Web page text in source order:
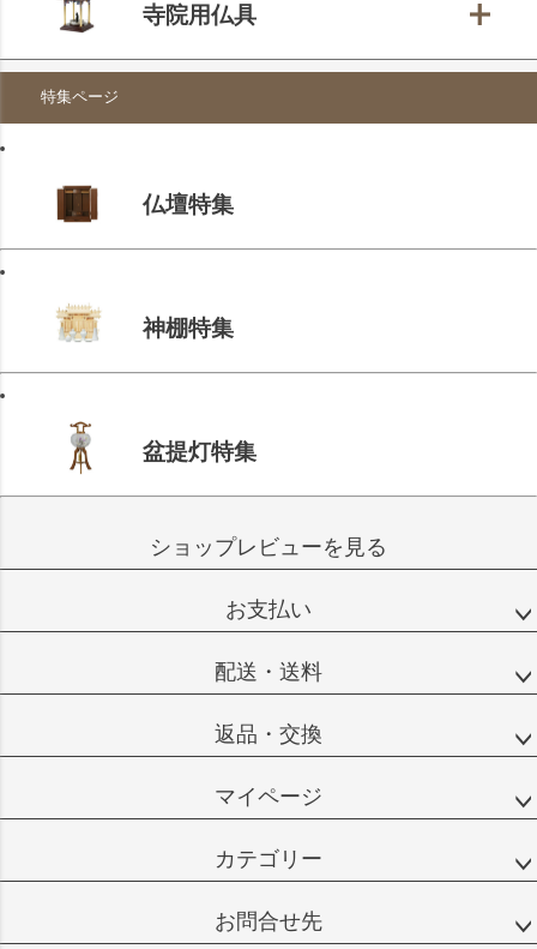
寺院用仏具
特集ページ
仏壇特集
神棚特集
盆提灯特集
ショップレビューを見る
お支払い
配送・送料
返品・交換
マイページ
カテゴリー
お問合せ先